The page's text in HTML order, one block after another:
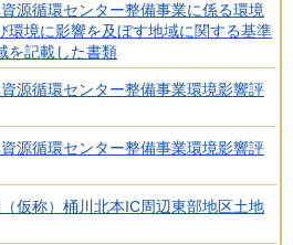
源循環センター整備事業に係る環境
環境に影響を及ぼす地域に関する基準
を記載した書類
源循環センター整備事業環境影響評
源循環センター整備事業環境影響評
仮称）桶川北本IC周辺東部地区土地